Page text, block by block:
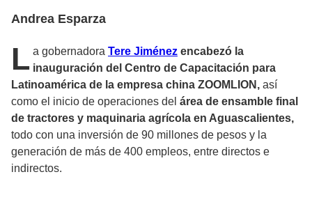
Andrea Esparza
L a gobernadora Tere Jiménez encabezó la
inauguración del Centro de Capacitación para
Latinoamérica de la empresa china ZOOMLION, así
como el inicio de operaciones del área de ensamble final
de tractores y maquinaria agrícola en Aguascalientes,
todo con una inversión de 90 millones de pesos y la
generación de más de 400 empleos, entre directos e
indirectos.